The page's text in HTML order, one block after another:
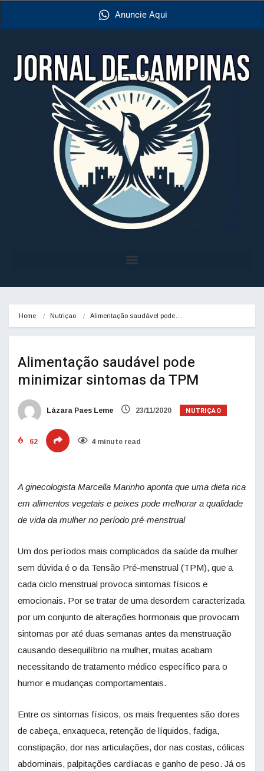
Anuncie Aqui
Home Nutriçao Alimentação saudável pode…
Alimentação saudável pode
minimizar sintomas da TPM
Lázara Paes Leme 23/11/2020 NUTRIÇAO
62 4 minute read
A ginecologista Marcella Marinho aponta que uma dieta rica
em alimentos vegetais e peixes pode melhorar a qualidade
de vida da mulher no período pré-menstrual
Um dos períodos mais complicados da saúde da mulher
sem dúvida é o da Tensão Pré-menstrual (TPM), que a
cada ciclo menstrual provoca sintomas físicos e
emocionais. Por se tratar de uma desordem caracterizada
por um conjunto de alterações hormonais que provocam
sintomas por até duas semanas antes da menstruação
causando desequilíbrio na mulher, muitas acabam
necessitando de tratamento médico específico para o
humor e mudanças comportamentais.
Entre os sintomas físicos, os mais frequentes são dores
de cabeça, enxaqueca, retenção de líquidos, fadiga,
constipação, dor nas articulações, dor nas costas, cólicas
abdominais, palpitações cardíacas e ganho de peso. Já os